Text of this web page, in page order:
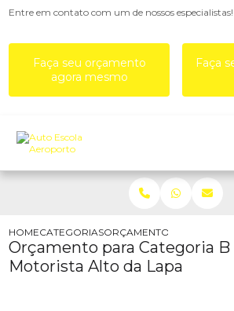
Entre em contato com um de nossos especialistas!
Faça seu orçamento
agora mesmo
Faça
HOMECATEGORIASORÇAMENTO PARA
Orçamento para Categoria B
Motorista Alto da Lapa